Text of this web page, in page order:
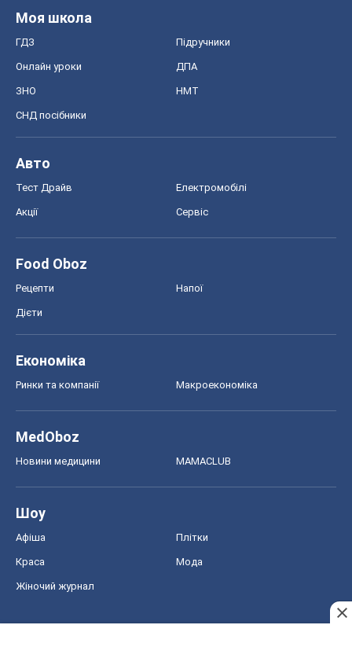
Моя школа
ГДЗ Підручники
Онлайн уроки ДПА
ЗНО НМТ
СНД посібники
Авто
Тест Драйв Електромобілі
Акції Сервіс
Food Oboz
Рецепти Напої
Дієти
Економіка
Ринки та компанії Макроекономіка
MedOboz
Новини медицини MAMACLUB
Шоу
Афіша Плітки
Краса Мода
Жіночий журнал